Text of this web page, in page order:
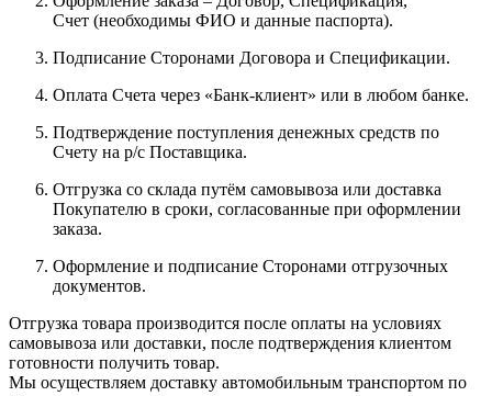
Счет (необходимы ФИО и данные паспорта).
Подписание Сторонами Договора и Спецификации.
Оплата Счета через «Банк-клиент» или в любом банке.
Подтверждение поступления денежных средств по
Счету на р/с Поставщика.
Отгрузка со склада путём самовывоза или доставка
Покупателю в сроки, согласованные при оформлении
заказа.
Оформление и подписание Сторонами отгрузочных
документов.
Отгрузка товара производится после оплаты на условиях
самовывоза или доставки, после подтверждения клиентом
готовности получить товар.
Мы осуществляем доставку автомобильным транспортом по